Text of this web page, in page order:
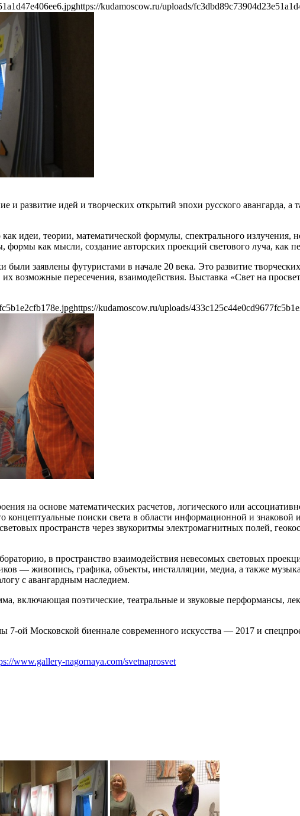
https://kudamoscow.ru/uploads/
развитие идей и творческих открытий эпохи русского авангарда, а
идеи, теории, математической формулы, спектрального излучения,
формы как мысли, создание авторских проекций светового луча, как
заявлены футуристами в начале 20 века. Это развитие
возможные пересечения, взаимодействия. Выставка «Свет на
https://kudamoscow.ru/uploads/
на основе математических расчетов, логического или
поиски света в области информационной и
пространств через звукоритмы электромагнитных полей,
в пространство взаимодействия невесомых световых
— живопись, графика, объекты, инсталляции, медиа, а также
с авангардным наследием.
включающая поэтические, театральные и звуковые перформансы,
7-ой Московской биеннале современного искусства — 2017 и
www.gallery-nagornaya.com/svetnaprosvet